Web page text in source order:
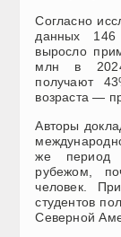
Согласно
данных 146
выросло
млн в
получают
возраста —
Авторы
же период
рубежом,
человек.
студентов
Северной